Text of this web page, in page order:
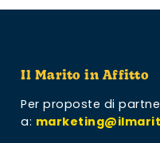
Il Marito in Affitto
Per proposte di
a: